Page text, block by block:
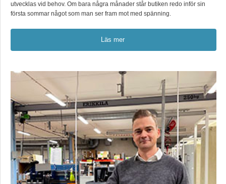
utvecklas vid behov. Om bara några månader står butiken redo inför sin
första sommar något som man ser fram mot med spänning.
Läs mer